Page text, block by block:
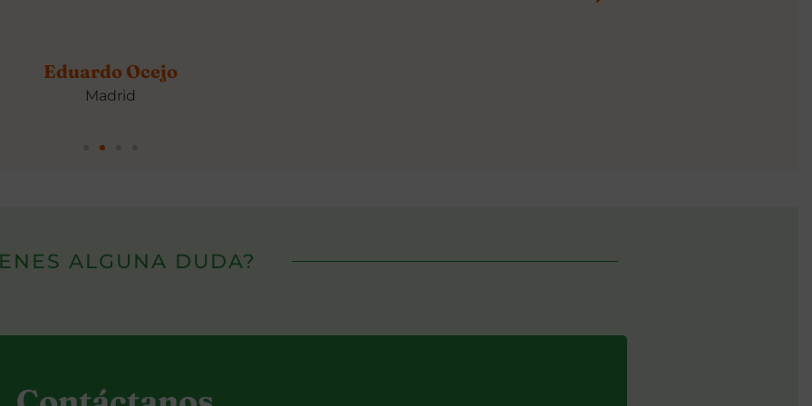
Granada
ALGUNA DUDA?